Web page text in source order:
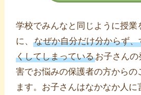
学校でみんなと同じように授業
に、なぜか自分だけ分からず
くしてしまっているお子さん
害でお悩みの保護者の方からの
ます。お子さんはなかなか人に